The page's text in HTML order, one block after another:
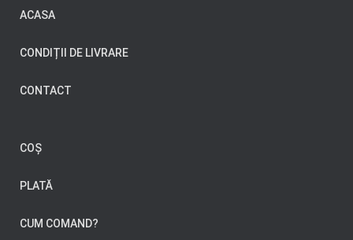
ACASA
CONDIȚII DE LIVRARE
CONTACT
COȘ
PLATĂ
CUM COMAND?